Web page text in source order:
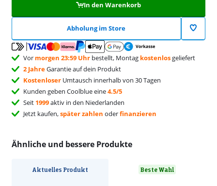
In den Warenkorb
Abholung im Store
Vor morgen 23:59 Uhr bestellt, Montag kostenlosgeliefert
2 JahreGarantie auf dein Produkt
Kostenloser Umtausch innerhalb von 30 Tagen
Kunden geben Coolblue eine4.5/5
Seit 1999aktiv in den Niederlanden
Jetzt kaufen,später zahlen oderfinanzieren
Ähnliche und bessere Produkte
Aktuelles Produkt Beste Wahl